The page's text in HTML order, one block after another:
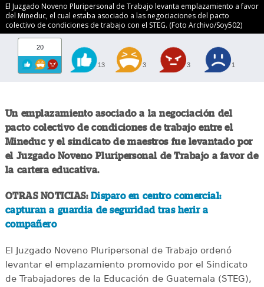
El Juzgado Noveno Pluripersonal de Trabajo levanta emplazamiento a favor
del Mineduc, el cual estaba asociado a las negociaciones del pacto
colectivo de condiciones de trabajo con el STEG. (Foto Archivo/Soy502)
20
13 3 3 1
Un emplazamiento asociado a la negociación del
pacto colectivo de condiciones de trabajo entre el
Mineduc y el sindicato de maestros fue levantado por
el Juzgado Noveno Pluripersonal de Trabajo a favor de
la cartera educativa.
OTRAS NOTICIAS: Disparo en centro comercial:
capturan a guardia de seguridad tras herir a
compañero
El Juzgado Noveno Pluripersonal de Trabajo ordenó
levantar el emplazamiento promovido por el Sindicato
de Trabajadores de la Educación de Guatemala (STEG),